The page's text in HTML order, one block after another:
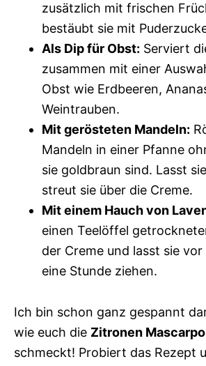
zusätzlich mit frischen
bestäubt sie mit
Als Dip für Obst: Serviert
zusammen mit einer
Obst wie Erdbeeren,
Weintrauben.
Mit gerösteten Mandeln:
Mandeln in einer Pfanne
sie goldbraun sind. Lasst
streut sie über die Creme.
Mit einem Hauch von
einen Teelöffel
der Creme und lasst sie
eine Stunde ziehen.
Ich bin schon ganz gespannt
wie euch die Zitronen
schmeckt! Probiert das Rezept